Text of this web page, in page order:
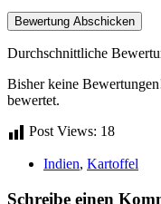
Bewertung Abschicken
Durchschnittliche
Bisher keine
bewertet.
Post Views: 18
Indien, Kartoffel
Schreibe einen